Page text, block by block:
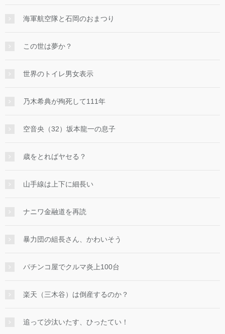
海軍航空隊と石岡のおまつり
この世は夢か？
世界のトイレ男女表示
乃木希典が殉死して111年
空音央（32）坂本龍一の息子
歳をとればヤセる？
山手線は上下に細長い
ナニワ金融道を再読
暴力団の組長さん、かわいそう
パチンコ屋でクルマ炎上100台
楽天（三木谷）は倒産するのか？
追って沙汰いたす、ひったてい！